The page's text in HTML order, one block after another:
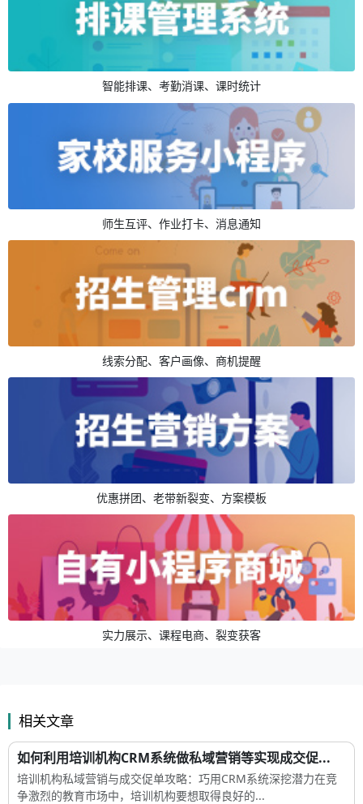
智能排课、考勤消课、课时统计
师生互评、作业打卡、消息通知
线索分配、客户画像、商机提醒
优惠拼团、老带新裂变、方案模板
实力展示、课程电商、裂变获客
相关文章
如何利用培训机构CRM系统做私域营销等实现成交促...
培训机构私域营销与成交促单攻略：巧用CRM系统深挖潜力在竞
争激烈的教育市场中，培训机构要想取得良好的...